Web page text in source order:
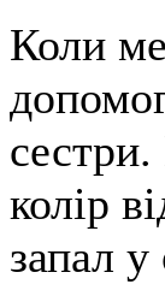
Коли
колір
запал